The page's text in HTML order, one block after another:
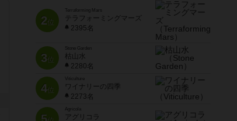
2位
Terraforming Mars
テラフォーミングマーズ
2395名
3位
Stone Garden
枯山水
2280名
4位
Viticulture
ワイナリーの四季
2273名
Agricola
アグリコラ